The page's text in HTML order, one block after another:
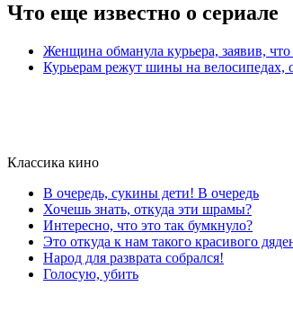
Что еще известно о сериале
Женщина обманула курьера, заявив,
Курьерам режут шины на велосипедах,
Классика кино
В очередь, сукины дети! В очередь
Хочешь знать, откуда эти шрамы?
Интересно, что это так бумкнуло?
Это откуда к нам такого красивого
Народ для разврата собрался!
Голосую, убить